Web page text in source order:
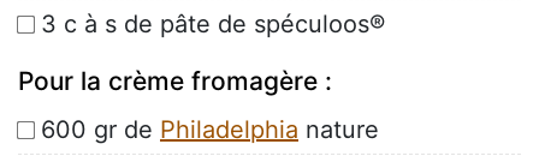
3 c à s de pâte de spéculoos®
Pour la crème fromagère :
600 gr de Philadelphia nature